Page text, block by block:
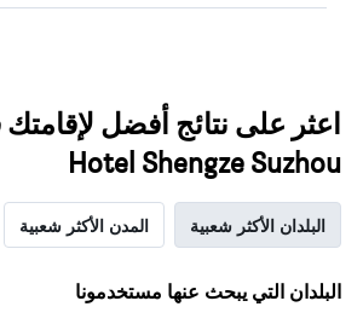
Hotel Shengze Suzhou
البلدان الأكثر شعبية المدن الأكثر شعبية
البلدان التي يبحث عنها مستخدمونا